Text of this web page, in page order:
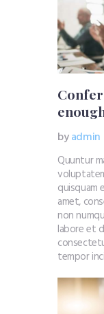
byadmin
Quuntur
quisquam
amet,
non
labore et
tempor